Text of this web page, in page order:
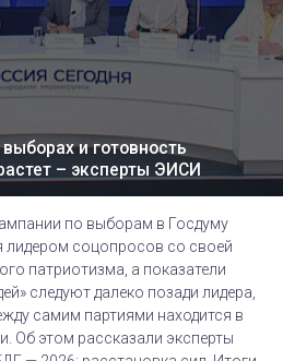
и готовность
– эксперты ЭИСИ
по выборам в Госдуму
лидером соцопросов со своей
патриотизма, а показатели
следуют далеко позади лидера,
самим партиями находится в
Об этом рассказали эксперты